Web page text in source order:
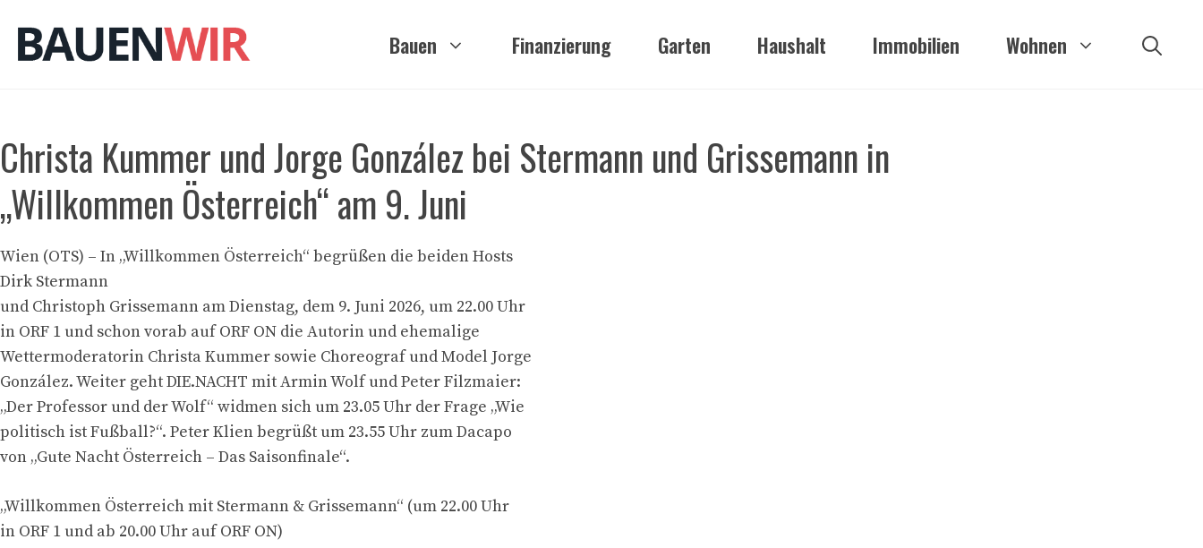
Inhalt
springen
Bauen Finanzierung Garten Haushalt Immobilien Wohnen
Christa Kummer und Jorge González bei Stermann und Grissemann in
„Willkommen Österreich“ am 9. Juni
Wien (OTS) – In „Willkommen Österreich“ begrüßen die beiden Hosts
Dirk Stermann
und Christoph Grissemann am Dienstag, dem 9. Juni 2026, um 22.00 Uhr
in ORF 1 und schon vorab auf ORF ON die Autorin und ehemalige
Wettermoderatorin Christa Kummer sowie Choreograf und Model Jorge
González. Weiter geht DIE.NACHT mit Armin Wolf und Peter Filzmaier:
„Der Professor und der Wolf“ widmen sich um 23.05 Uhr der Frage „Wie
politisch ist Fußball?“. Peter Klien begrüßt um 23.55 Uhr zum Dacapo
von „Gute Nacht Österreich – Das Saisonfinale“.
„Willkommen Österreich mit Stermann & Grissemann“ (um 22.00 Uhr
in ORF 1 und ab 20.00 Uhr auf ORF ON)